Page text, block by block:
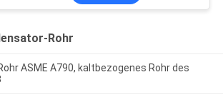
Rohr
ASME A790, kaltbezogenes Rohr des